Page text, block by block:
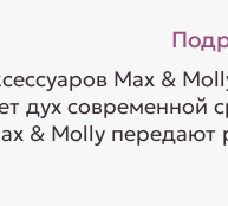
Max &
дух современной
& Molly передают